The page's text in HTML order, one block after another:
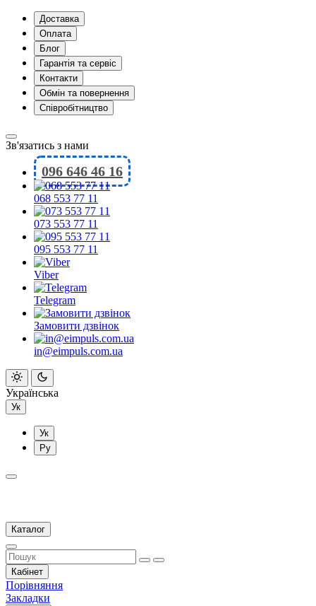
Доставка
Оплата
Блог
Гарантія та сервіс
Контакти
Обмін та повернення
Співробітництво
Зв'язатись з нами
096 646 46 16
068 553 77 11
073 553 77 11
095 553 77 11
Viber
Telegram
Замовити дзвінок
in@eimpuls.com.ua
Українська
Ук
Ук
Ру
Каталог
Кабінет
Порівняння
Закладки